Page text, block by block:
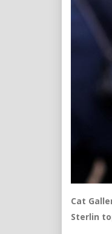
Cat
Sterlin